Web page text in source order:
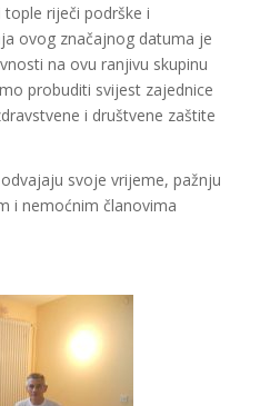
riječi podrške i
ovog značajnog datuma je
na ovu ranjivu skupinu
probuditi svijest zajednice
i društvene zaštite
svoje vrijeme, pažnju
i nemoćnim članovima